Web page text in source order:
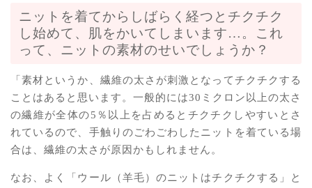
ニットを着てからしばらく経つとチクチク
し始めて、肌をかいてしまいます…。これ
って、ニットの素材のせいでしょうか？
「素材というか、繊維の太さが刺激となってチクチクする
ことはあると思います。一般的には30ミクロン以上の太さ
の繊維が全体の5％以上を占めるとチクチクしやすいとさ
れているので、手触りのごわごわしたニットを着ている場
合は、繊維の太さが原因かもしれません。
なお、よく「ウール（羊毛）のニットはチクチクする」と